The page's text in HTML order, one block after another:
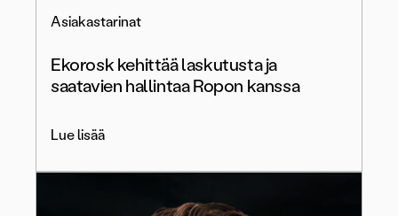
Asiakastarinat
Ekorosk kehittää laskutusta ja
saatavien hallintaa Ropon kanssa
Lue lisää